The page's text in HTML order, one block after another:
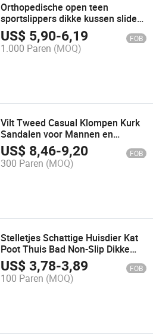
Orthopedische open teen
sportslippers dikke kussen slide
sandaal
US$ 5,90-6,19 FOB
1.000 Paren (MOQ)
Vilt Tweed Casual Klompen Kurk
Sandalen voor Mannen en
Vrouwen in de Zomer
US$ 8,46-9,20 FOB
300 Paren (MOQ)
Stelletjes Schattige Huisdier Kat
Poot Thuis Bad Non-Slip Dikke
Onderkant Slippers in Badkamer
US$3,78-3,89 FOB
100 Paren (MOQ)